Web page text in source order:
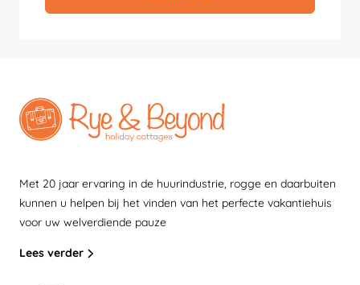
Met 20 jaar ervaring in de huurindustrie, rogge en daarbuiten
kunnen u helpen bij het vinden van het perfecte vakantiehuis
voor uw welverdiende pauze
Lees verder